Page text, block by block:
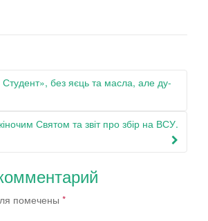
Студент», без яєць та масла, але ду-
Святом та звіт про збір на ВСУ.
помечены *